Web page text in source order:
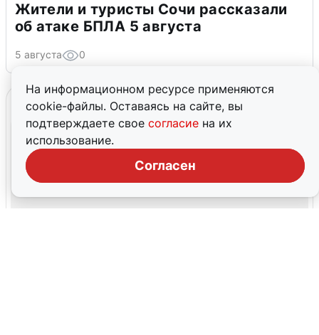
На информационном ресурсе применяются
cookie-файлы. Оставаясь на сайте, вы
подтверждаете свое согласие на их
использование.
Согласен
Жители и туристы Сочи рассказали
об атаке БПЛА 5 августа
5 августа 0